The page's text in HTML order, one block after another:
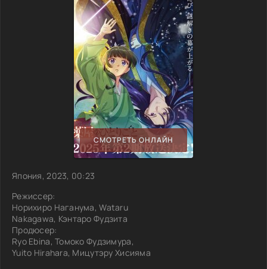
СМОТРЕТЬ ОНЛАЙН
Япония, 2023, 00:23
Режиссер:
Норихиро Наганума, Wataru
Nakagawa, Кэнтаро Фудзита
Продюсер:
Ryo Ebina, Томоко Фудзимура,
Yuito Hirahara, Мицутэру Хисияма